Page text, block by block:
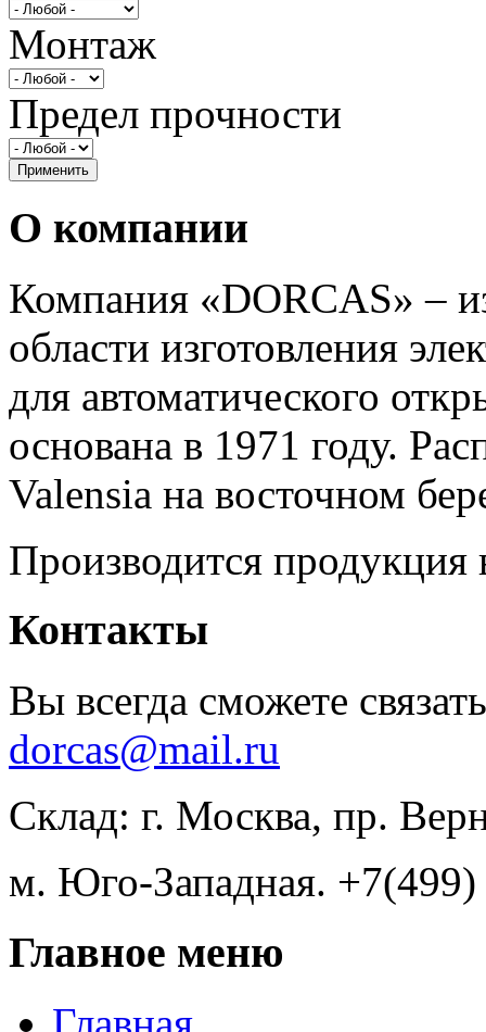
Монтаж
Предел прочности
О компании
Компания «DORCAS» –
области изготовления
для автоматического
основана в 1971 году.
Valensia на восточном
Производится
Контакты
Вы всегда сможете
dorcas@mail.ru
Склад: г. Москва, пр.
м. Юго-Западная.
Главное меню
Главная